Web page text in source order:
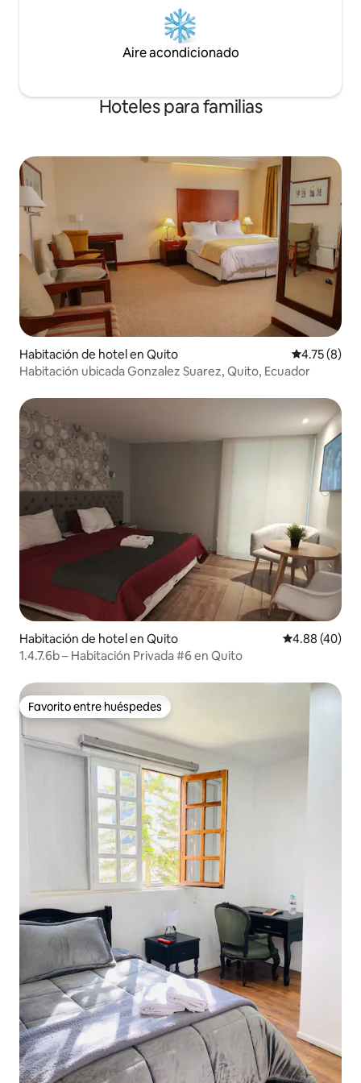
Aire acondicionado
Hoteles para familias
Habitación de hotel en Quito Calificación
4.75 (8)
Habitación ubicada Gonzalez Suarez, Quito, Ecuador
Habitación de hotel en Quito Calificación
4.88 (40)
1.4.7.6b – Habitación Privada #6 en Quito
Favorito entre huéspedes
Favorito entre huéspedes